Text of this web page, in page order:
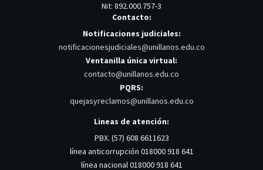
Nit: 892.000.757-3
Contacto:
Notificaciones judiciales:
notificacionesjudiciales@unillanos.edu.co
Ventanilla única virtual:
contacto@unillanos.edu.co
PQRS:
quejasyreclamos@unillanos.edu.co
Lineas de atención:
PBX. (57) 608 6611623
línea anticorrupción 018000 918 641
línea nacional 018000 918 641